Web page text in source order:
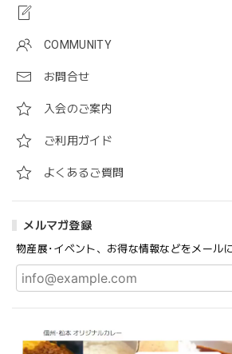
COMMUNITY
お問合せ
入会のご案内
ご利用ガイド
よくあるご質問
メルマガ登録
物産展･イベント、お得な情報などをメール